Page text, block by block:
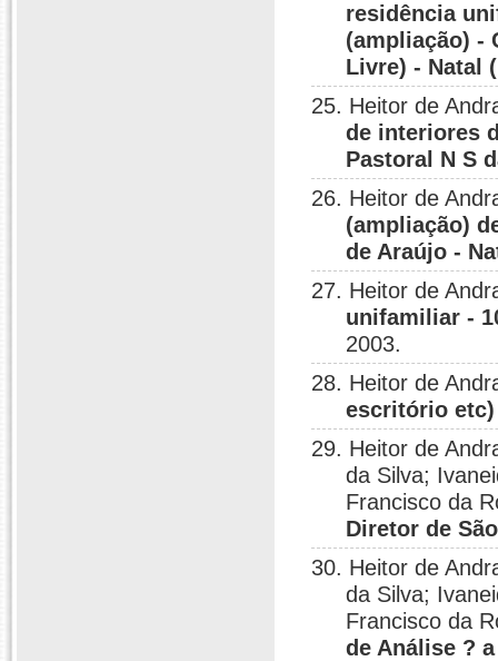
residência
(ampliação) -
Livre) - Natal
25. Heitor de
de interiores
Pastoral N S
26. Heitor de
(ampliação)
de Araújo -
27. Heitor de
unifamiliar -
2003.
28. Heitor de
escritório etc)
29. Heitor de
da Silva;
Francisco da
Diretor de
30. Heitor de
da Silva;
Francisco da
de Análise ?